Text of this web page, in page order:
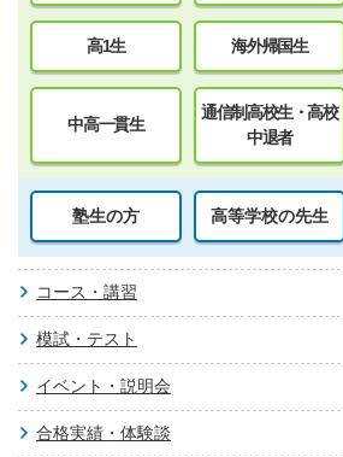
高1生 海外帰国生
中高一貫生
通信制高校生・高校
中退者
塾生の方 高等学校の先生
コース・講習
模試・テスト
イベント・説明会
合格実績・体験談